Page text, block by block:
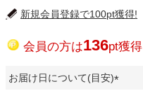
新規会員登録で100pt獲得!
会員の方は136pt獲得
お届け日について(目安)